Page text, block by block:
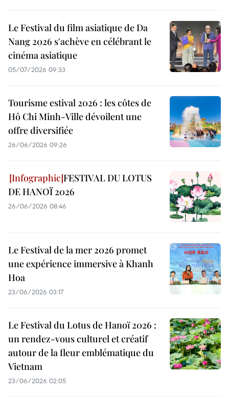
Le Festival du film asiatique de Da
Nang 2026 s'achève en célébrant le
cinéma asiatique
05/07/2026 09:33
Tourisme estival 2026 : les côtes de
Hô Chi Minh-Ville dévoilent une
offre diversifiée
26/06/2026 09:26
FESTIVAL DU LOTUS
DE HANOÏ 2026
26/06/2026 08:46
Le Festival de la mer 2026 promet
une expérience immersive à Khanh
Hoa
23/06/2026 03:17
Le Festival du Lotus de Hanoï 2026 :
un rendez-vous culturel et créatif
autour de la fleur emblématique du
Vietnam
23/06/2026 02:05